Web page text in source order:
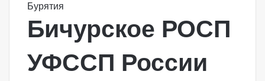
Бурятия
Бичурское РОСП
УФССП России